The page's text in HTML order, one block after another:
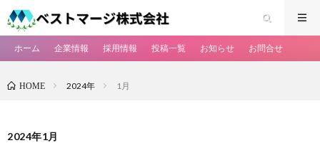
ホーム 企業情報 採用情報 投稿一覧 お知らせ お問合せ
HOME 2024年 1月
2024年1月